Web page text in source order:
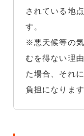
されている地
す。
※悪天候等の
むを得ない理
た場合、それ
負担になりま